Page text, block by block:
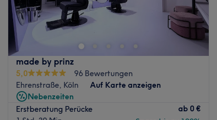
Zeitlos stilvoll präsentiert sich Manekii Lashes & Beauty
auch in Köln in der Altstadt-Nord und bietet ein breit
gefächertes Spektrum von Wimpernverlängerung. Buche
deinen Wunschtermin ganz einfach und schnell online mit
Treatwell und freu dich schon jetzt auf dein Strahlen!
Im modernen Salon angekommen bemerkt man schnell,
dass sich hier alles rund um die Schönheit dreht.
Entspanne dich beim Termin und wache mit einem
unwiderstehlichen Augenaufschlag auf. In einer schicken
made by prinz
5,0
96 Bewertungen
Ehrenstraße, Köln
Auf Karte anzeigen
Nebenzeiten
Erstberatung Perücke
ab 0 €